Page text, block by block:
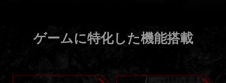
ゲームに特化した機能搭載